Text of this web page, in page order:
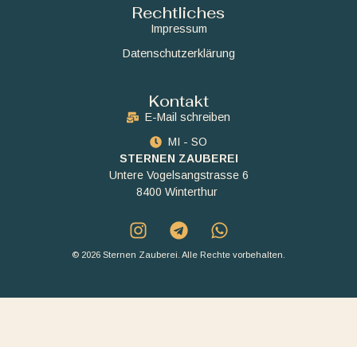
Rechtliches
Impressum
Datenschutzerklärung
Kontakt
E-Mail schreiben
MI - SO
STERNEN ZAUBEREI
Untere Vogelsangstrasse 6
8400 Winterthur
© 2026 Sternen Zauberei. Alle Rechte vorbehalten.